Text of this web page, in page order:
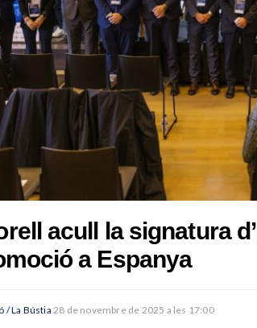
acull la signatura
a Espanya
/ La Bústia 28 de novembre de 2025 a les 17:00